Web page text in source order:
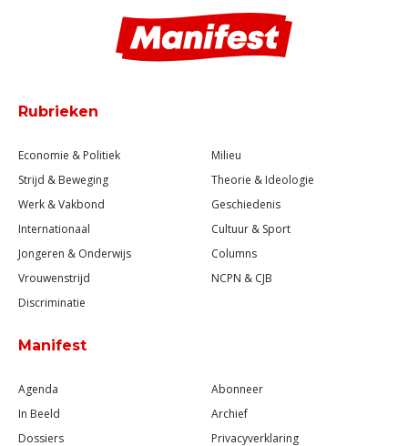
Rubrieken
Economie & Politiek
Strijd & Beweging
Werk & Vakbond
Internationaal
Jongeren & Onderwijs
Vrouwenstrijd
Discriminatie
Milieu
Theorie & Ideologie
Geschiedenis
Cultuur & Sport
Columns
NCPN & CJB
Manifest
Agenda
In Beeld
Dossiers
Abonneer
Archief
Privacyverklaring